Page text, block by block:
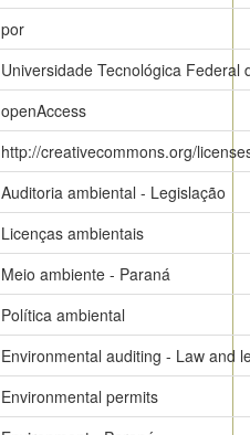
por
Universidade Tecnológica Federal
openAccess
http://creativecommons.org/
Auditoria ambiental - Legislação
Licenças ambientais
Meio ambiente - Paraná
Política ambiental
Environmental auditing - Law and
Environmental permits